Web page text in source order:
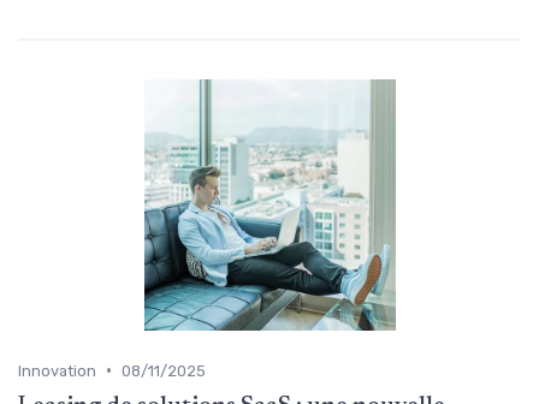
Innovation • 08/11/2025